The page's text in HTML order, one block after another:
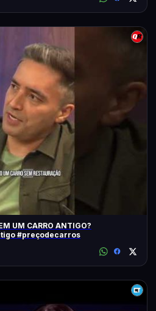
UM CARRO ANTIGO?
#preçodecarros